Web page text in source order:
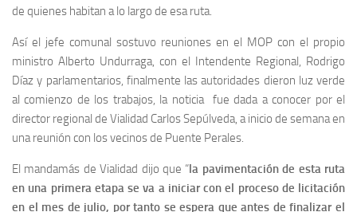
de quienes habitan a lo largo de esa ruta.
Así el jefe comunal sostuvo reuniones en el MOP con el propio
ministro Alberto Undurraga, con el Intendente Regional, Rodrigo
Díaz y parlamentarios, finalmente las autoridades dieron luz verde
al comienzo de los trabajos, la noticia fue dada a conocer por el
director regional de Vialidad Carlos Sepúlveda, a inicio de semana en
una reunión con los vecinos de Puente Perales.
El mandamás de Vialidad dijo que “la pavimentación de esta ruta
en una primera etapa se va a iniciar con el proceso de licitación
en el mes de julio, por tanto se espera que antes de finalizar el